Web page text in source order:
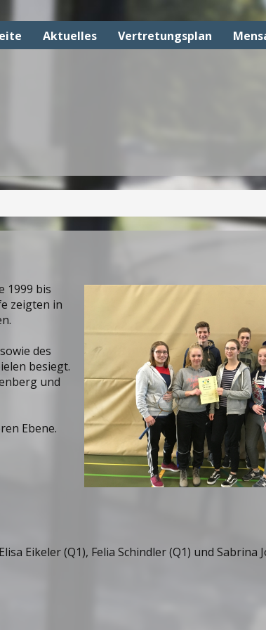
Aktuelles Vertretungsplan
1999 bis
zeigten in
des
besiegt.
und
Ebene.
Eikeler (Q1), Felia Schindler (Q1) und Sabrina